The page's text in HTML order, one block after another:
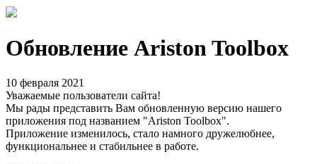
Обновление Ariston Toolbox
10 февраля 2021
Уважаемые пользователи сайта!
Мы рады представить Вам обновленную версию нашего
приложения под названием "Ariston Toolbox".
Приложение изменилось, стало намного дружелюбнее,
функциональнее и стабильнее в работе.